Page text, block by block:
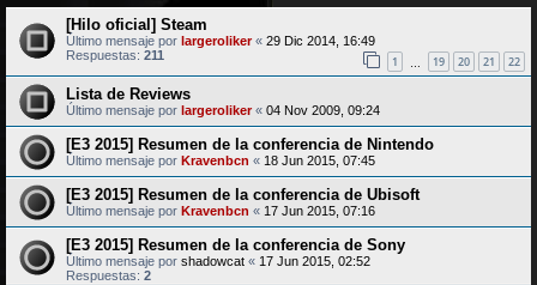
[Hilo oficial] Steam
Último mensaje por largeroliker« 29 Dic 2014, 16:49
Respuestas: 211 1 19 20 21 22
Lista de Reviews
Último mensaje por largeroliker« 04 Nov 2009, 09:24
[E3 2015] Resumen de la conferencia de Nintendo
Último mensaje por Kravenbcn « 18 Jun 2015, 07:45
[E3 2015] Resumen de la conferencia de Ubisoft
Último mensaje por Kravenbcn « 17 Jun 2015, 07:16
[E3 2015] Resumen de la conferencia de Sony
Último mensaje por shadowcat « 17 Jun 2015, 02:52
Respuestas: 2